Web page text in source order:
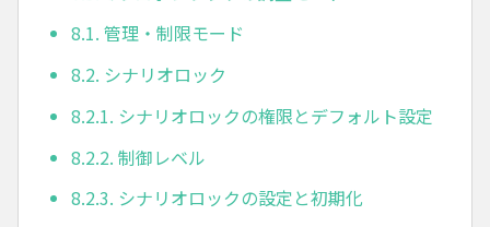
8.1. 管理・制限モード
8.2. シナリオロック
8.2.1. シナリオロックの権限とデフォルト設定
8.2.2. 制御レベル
8.2.3. シナリオロックの設定と初期化